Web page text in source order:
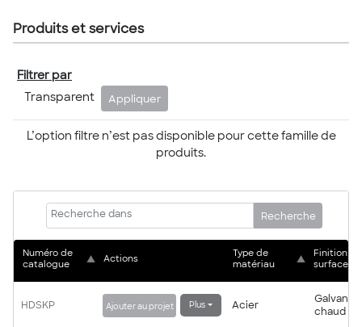
Produits et services
Filtrer par
Transparent
Appliquer
L’option filtre n’est pas disponible pour cette famille de
produits.
Recherche
Numéro de
catalogue
▲ Actions
Type de
matériau
▲
Finition de
surface
HDSKP Ajouter au projet Plus Acier
chaud